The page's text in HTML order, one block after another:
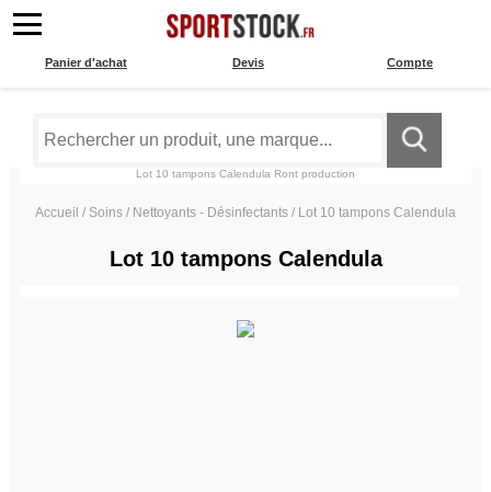
Compte
Devis
Panier d'achat
Lot 10 tampons Calendula Ront production
Accueil / Soins / Nettoyants - Désinfectants / Lot 10 tampons Calendula
Lot 10 tampons Calendula